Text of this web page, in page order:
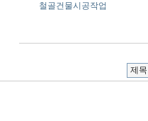
철골건물시공작업